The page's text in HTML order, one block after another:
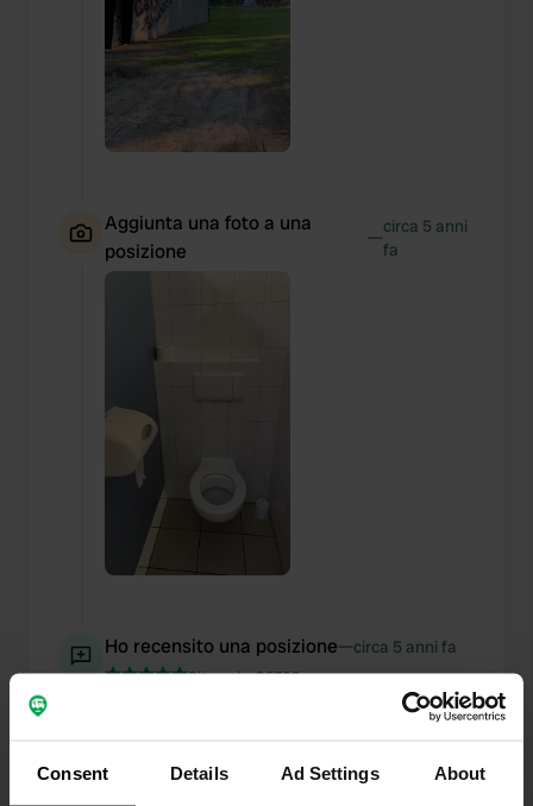
Consent Details Ad Settings About
Aggiunta una foto a una
posizione
—circa 5 anni
fa
Ho recensito una posizione—circa 5 anni fa
Sitecode:92302
Posto molto idilliaco e atipico con possibilità di
scelto liberamente. L'elettricità è sempre lì